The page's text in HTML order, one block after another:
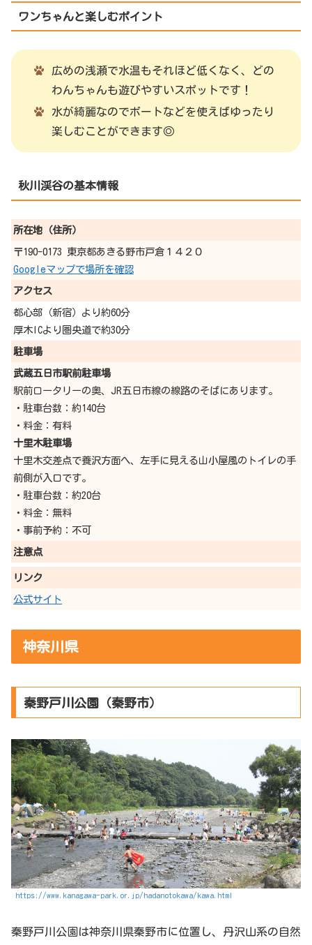
ワンちゃんと楽しむポイント
広めの浅瀬で水温もそれほど低くなく、どの
わんちゃんも遊びやすいスポットです！
水が綺麗なのでボートなどを使えばゆったり
楽しむことができます◎
秋川渓谷の基本情報
所在地（住所）
〒190-0173 東京都あきる野市戸倉１４２０
Googleマップで場所を確認
アクセス
都心部（新宿）より約60分
厚木ICより圏央道で約30分
駐車場
武蔵五日市駅前駐車場
駅前ロータリーの奥、JR五日市線の線路のそばにあります。
・駐車台数：約140台
・料金：有料
十里木駐車場
十里木交差点で養沢方面へ、左手に見える山小屋風のトイレの手
前側が入口です。
・駐車台数：約20台
・料金：無料
・事前予約：不可
注意点
リンク
公式サイト
神奈川県
秦野戸川公園（秦野市）
https://www.kanagawa-park.or.jp/hadanotokawa/kawa.html
秦野戸川公園は神奈川県秦野市に位置し、丹沢山系の自然